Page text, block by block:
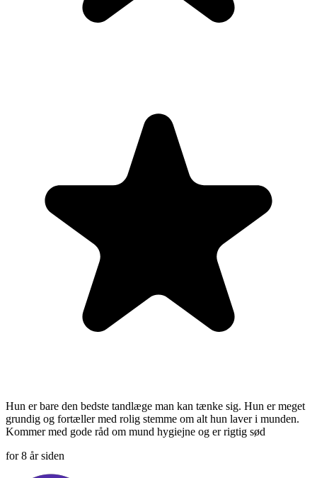
Hun er bare den bedste tandlæge man kan tænke sig. Hun er meget
grundig og fortæller med rolig stemme om alt hun laver i munden.
Kommer med gode råd om mund hygiejne og er rigtig sød
for 8 år siden